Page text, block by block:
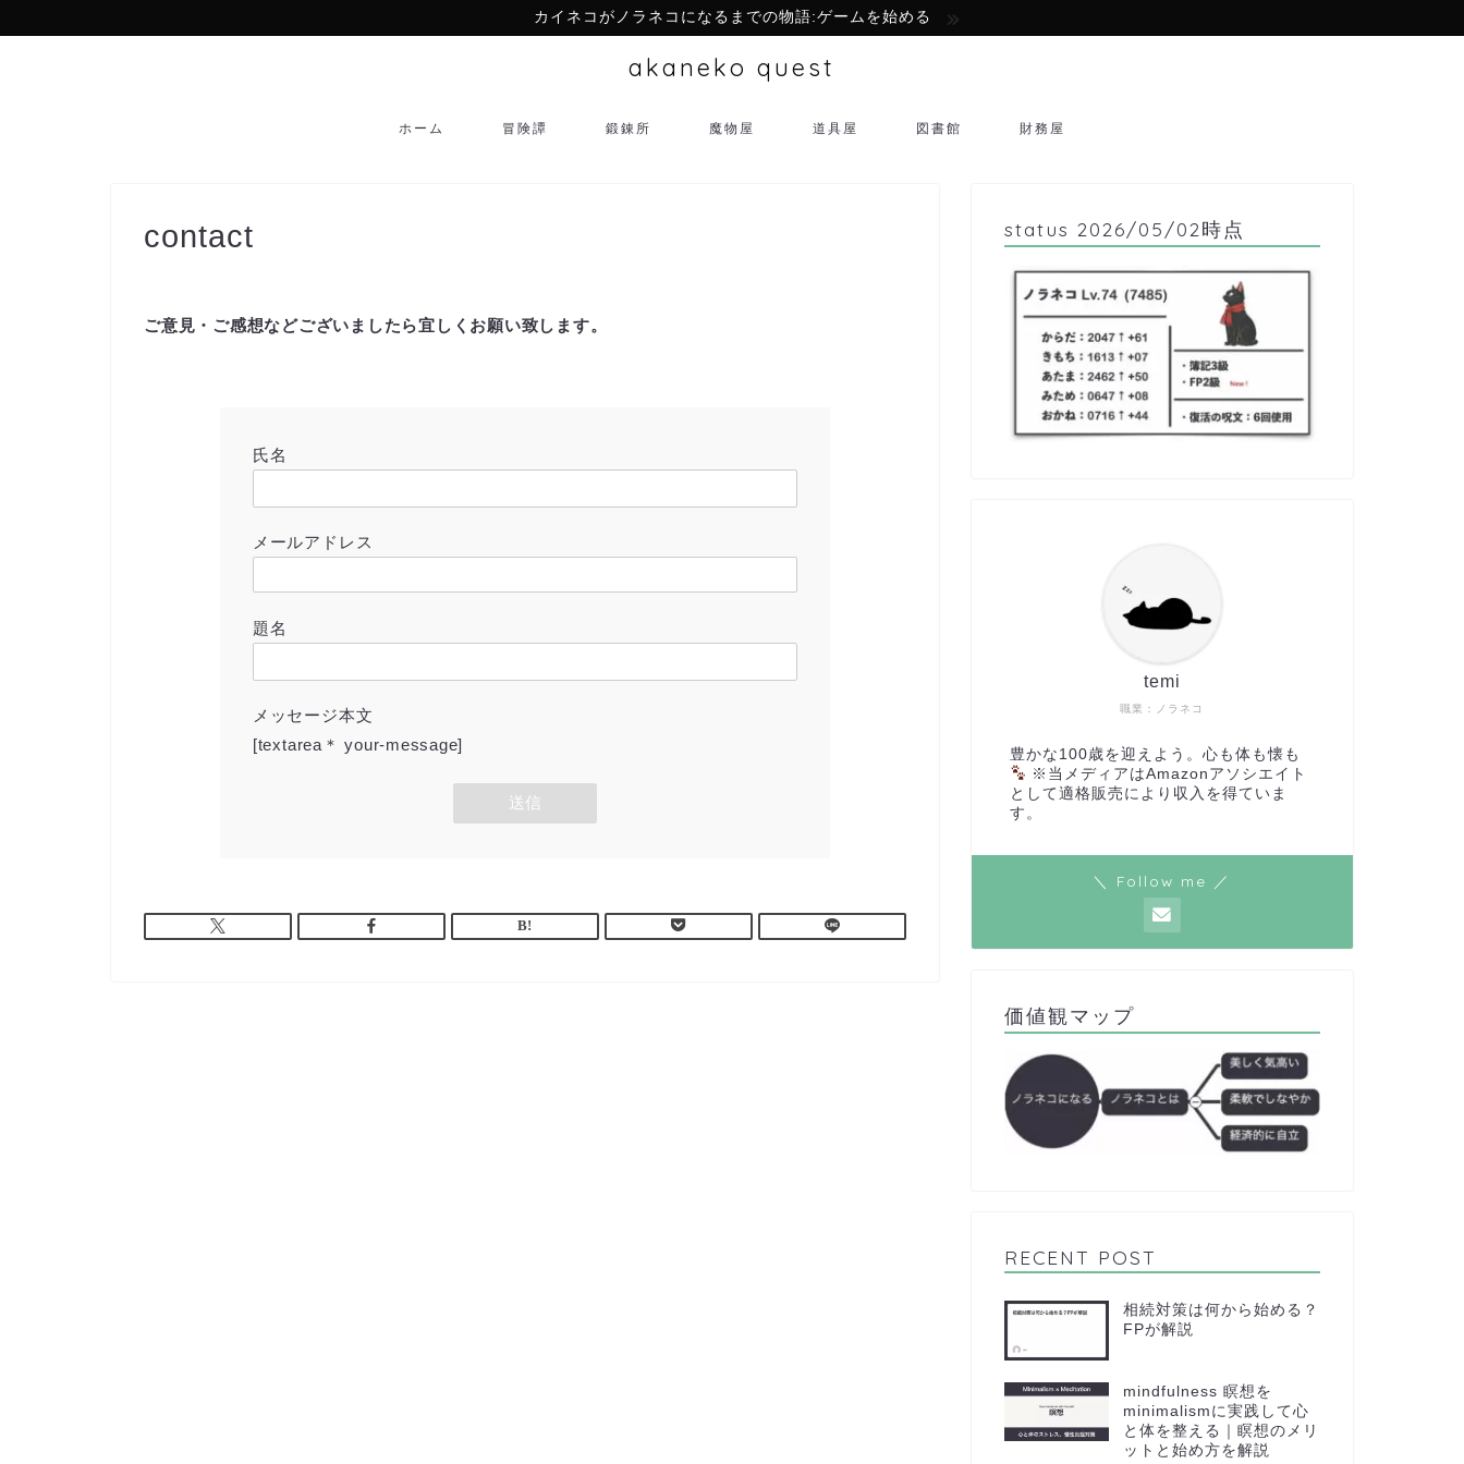
カイネコがノラネコになるまでの物語:ゲームを始める
akaneko quest
ホーム 冒険譚 鍛錬所 魔物屋 道具屋 図書館 財務屋
contact
ご意見・ご感想などございましたら宜しくお願い致します。
氏名
メールアドレス
題名
メッセージ本文
[textarea＊ your-message]
status 2026/05/02時点
職業：ノラネコ
temi
豊かな100歳を迎えよう。心も体も懐も
※当メディアはAmazonアソシエイト
として適格販売により収入を得ていま
す。
＼ Follow me ／
価値観マップ
RECENT POST
相続対策は何から始める？
FPが解説
mindfulness 瞑想を
minimalismに実践して心
と体を整える｜瞑想のメリ
ットと始め方を解説